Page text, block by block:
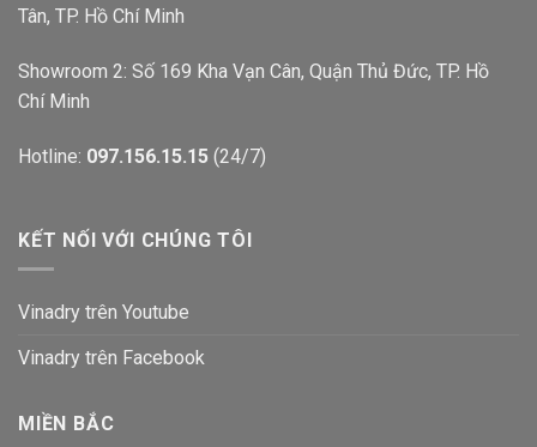
Tân, TP. Hồ Chí Minh
Showroom 2: Số 169 Kha Vạn Cân, Quận Thủ Đức, TP. Hồ
Chí Minh
Hotline: 097.156.15.15 (24/7)
KẾT NỐI VỚI CHÚNG TÔI
Vinadry trên Youtube
Vinadry trên Facebook
MIỀN BẮC